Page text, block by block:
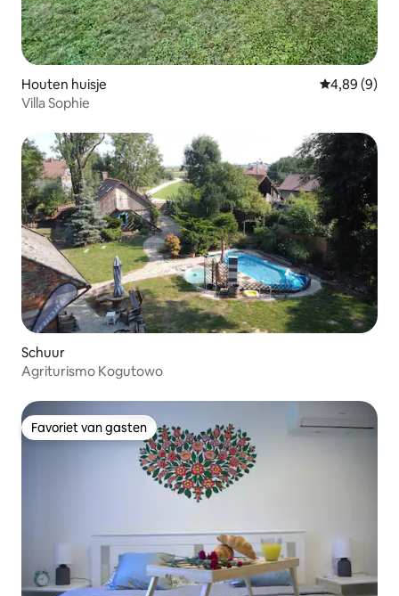
Houten huisje Gemiddelde
4,89 (9)
Villa Sophie
Schuur
Agriturismo Kogutowo
Favoriet van gasten
Favoriet van gasten